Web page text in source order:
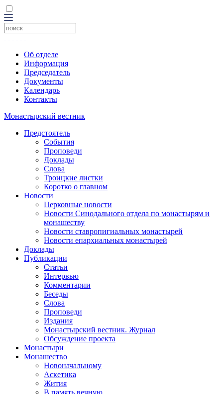
Об отделе
Информация
Председатель
Документы
Календарь
Контакты
Монастырский вестник
Предстоятель
События
Проповеди
Доклады
Слова
Троицкие листки
Коротко о главном
Новости
Церковные новости
Новости Синодального отдела по монастырям и
монашеству
Новости ставропигиальных монастырей
Новости епархиальных монастырей
Доклады
Публикации
Статьи
Интервью
Комментарии
Беседы
Слова
Проповеди
Издания
Монастырский вестник. Журнал
Обсуждение проекта
Монастыри
Монашество
Новоначальному
Аскетика
Жития
В память вечную...